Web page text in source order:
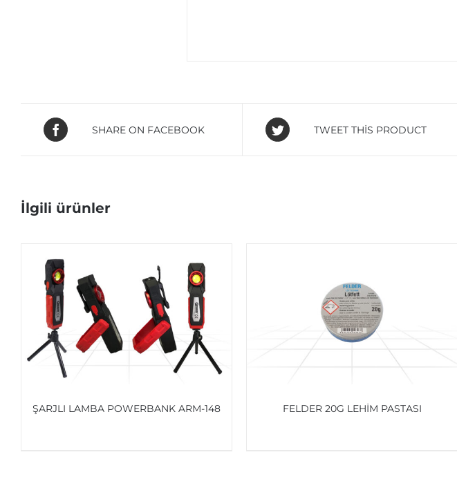
SHARE ON FACEBOOK TWEET THIS PRODUCT
İlgili ürünler
ŞARJLI LAMBA POWERBANK ARM-148 FELDER 20G LEHIM PASTASI